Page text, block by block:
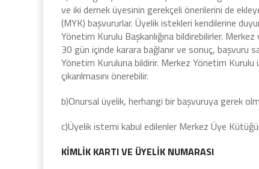
ve iki dernek üyesinin gerekçeli önerilerini de
(MYK) başvururlar. Üyelik istekleri kendilerine
Yönetim Kurulu Başkanlığına bildirebilirler.
30 gün içinde karara bağlanır ve sonuç, başvuru
Yönetim Kuruluna bildirir. Merkez Yönetim Kurulu
çıkarılmasını önerebilir.
b)Onursal üyelik, herhangi bir başvuruya gerek
c)Üyelik istemi kabul edilenler Merkez Üye
KİMLİK KARTI VE ÜYELİK NUMARASI